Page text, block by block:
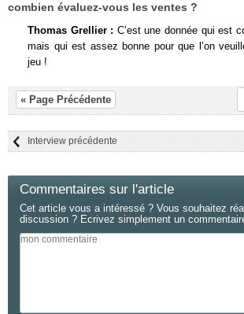
combien évaluez-vous les ventes ?
Thomas Grellier : C’est une donnée qui est
mais qui est assez bonne pour que l’on
jeu !
« Page Précédente
Interview précédente
Commentaires sur l'article
Cet article vous a intéressé ? Vous souhaitez
discussion ? Ecrivez simplement un